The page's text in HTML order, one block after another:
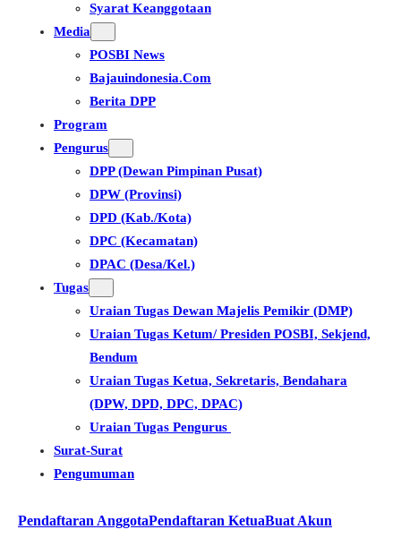
Syarat Keanggotaan
Media
POSBI News
Bajauindonesia.com
Berita DPP
Program
Pengurus
DPP (Dewan Pimpinan Pusat)
DPW (Provinsi)
DPD (Kab./Kota)
DPC (Kecamatan)
DPAC (Desa/Kel.)
Tugas
Uraian Tugas Dewan Majelis Pemikir (DMP)
Uraian Tugas Ketum/ Presiden POSBI, Sekjend,
Bendum
Uraian Tugas Ketua, Sekretaris, Bendahara
(DPW, DPD, DPC, DPAC)
Uraian Tugas Pengurus
Surat-Surat
Pengumuman
Pendaftaran AnggotaPendaftaran KetuaBuat Akun